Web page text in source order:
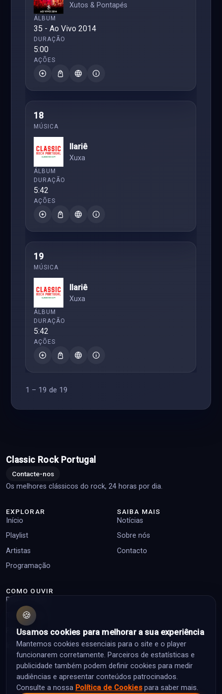
Xutos & Pontapés
35 - Ao Vivo 2014
5:00
18
Ilariê
Xuxa
5:42
19
Ilariê
Xuxa
5:42
1 – 19 de 19
Classic Rock Portugal
Contacte-nos
Os melhores clássicos do rock, 24 horas por dia.
EXPLORAR
Início
Playlist
Artistas
Programação
SAIBA MAIS
Notícias
Sobre nós
Contacto
COMO OUVIR
Player online
Top pedidos
Facebook
Instagram
© 2026 Classic Rock Portugal. Todos os direitos reservados.
🍪
Usamos cookies para melhorar a sua experiência
Mantemos cookies essenciais para o site e o player
funcionarem corretamente. Parceiros de estatísticas e
publicidade também podem definir cookies para medir
audiências e apresentar conteúdos patrocinados.
Consulte a nossa Política de Cookies para saber mais.